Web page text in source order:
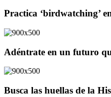
Practica ‘birdwatching’
Adéntrate en un futuro
Busca las huellas de la